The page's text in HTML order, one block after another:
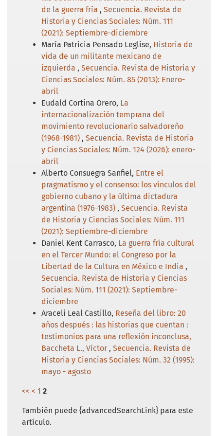
de la guerra fría , Secuencia. Revista de
Historia y Ciencias Sociales: Núm. 111
(2021): Septiembre-diciembre
María Patricia Pensado Leglise, Historia de
vida de un militante mexicano de
izquierda , Secuencia. Revista de Historia y
Ciencias Sociales: Núm. 85 (2013): Enero-
abril
Eudald Cortina Orero, La
internacionalización temprana del
movimiento revolucionario salvadoreño
(1968-1981) , Secuencia. Revista de Historia
y Ciencias Sociales: Núm. 124 (2026): enero-
abril
Alberto Consuegra Sanfiel, Entre el
pragmatismo y el consenso: los vínculos del
gobierno cubano y la última dictadura
argentina (1976-1983) , Secuencia. Revista
de Historia y Ciencias Sociales: Núm. 111
(2021): Septiembre-diciembre
Daniel Kent Carrasco, La guerra fría cultural
en el Tercer Mundo: el Congreso por la
Libertad de la Cultura en México e India ,
Secuencia. Revista de Historia y Ciencias
Sociales: Núm. 111 (2021): Septiembre-
diciembre
Araceli Leal Castillo, Reseña del libro: 20
años después : las historias que cuentan :
testimonios para una reflexión inconclusa,
Baccheta L., Víctor , Secuencia. Revista de
Historia y Ciencias Sociales: Núm. 32 (1995):
mayo - agosto
<< < 1 2
También puede {advancedSearchLink} para este
artículo.